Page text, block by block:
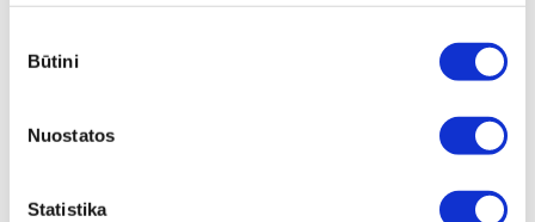
pasirinkimas
Būtini
Nuostatos
Statistika